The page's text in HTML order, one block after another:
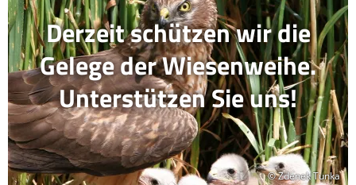
© Zdenek Tunka
© Zdenek Tunka
Derzeit schützen wir die
Gelege der Wiesenweihe.
Unterstützen Sie uns!